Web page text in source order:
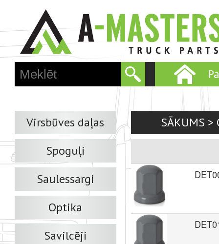
to
main
M
a
n
m
e
n
Virsbūves daļas
Spoguļi
Saulessargi
Optika
Savilcēji
SĀKUMS >